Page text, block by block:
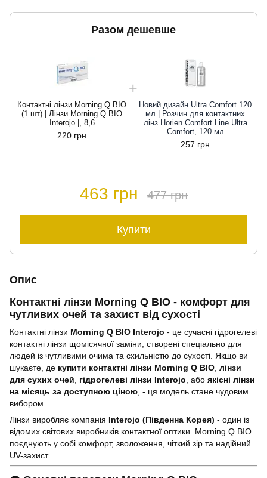
Разом дешевше
Контактні лінзи Morning Q BIO
(1 шт) | Лінзи Morning Q BIO
Interojo |, 8,6
220 грн
Новий дизайн Ultra Comfort 120
мл | Розчин для контактних
лінз Horien Comfort Line Ultra
Comfort, 120 мл
257 грн
463 грн 477 грн
Купити
Опис
Контактні лінзи Morning Q BIO - комфорт для
чутливих очей та захист від сухості
Контактні лінзи Morning Q BIO Interojo - це сучасні гідрогелеві
контактні лінзи щомісячної заміни, створені спеціально для
людей із чутливими очима та схильністю до сухості. Якщо ви
шукаєте, де купити контактні лінзи Morning Q BIO, лінзи
для сухих очей, гідрогелеві лінзи Interojo, або якісні лінзи
на місяць за доступною ціною, - ця модель стане чудовим
вибором.
Лінзи виробляє компанія Interojo (Південна Корея) - один із
відомих світових виробників контактної оптики. Morning Q BIO
поєднують у собі комфорт, зволоження, чіткий зір та надійний
UV-захист.